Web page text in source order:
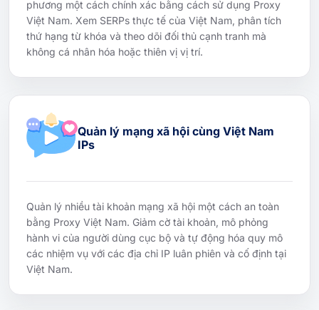
phương một cách chính xác bằng cách sử dụng Proxy
Việt Nam. Xem SERPs thực tế của Việt Nam, phân tích
thứ hạng từ khóa và theo dõi đối thủ cạnh tranh mà
không cá nhân hóa hoặc thiên vị vị trí.
Quản lý mạng xã hội cùng Việt Nam
IPs
Quản lý nhiều tài khoản mạng xã hội một cách an toàn
bằng Proxy Việt Nam. Giảm cờ tài khoản, mô phỏng
hành vi của người dùng cục bộ và tự động hóa quy mô
các nhiệm vụ với các địa chỉ IP luân phiên và cố định tại
Việt Nam.